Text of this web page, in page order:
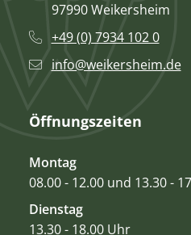
97990 Weikersheim
+49 (0) 7934 102 0
info@weikersheim.de
Öffnungszeiten
Montag
08.00 - 12.00 und 13.30 -
Dienstag
13.30 - 18.00 Uhr